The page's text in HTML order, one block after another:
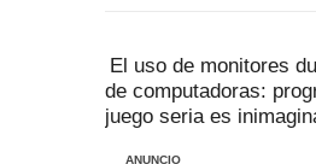
El uso de monitores
de computadoras:
juego seria es
ANUNCIO